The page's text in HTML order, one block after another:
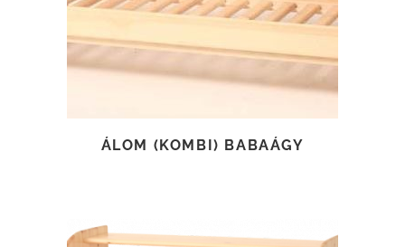
ÁLOM (KOMBI) BABAÁGY